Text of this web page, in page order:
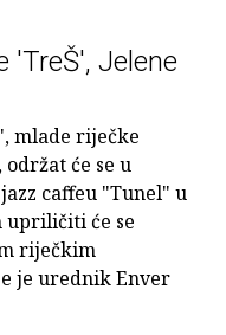
'TreŠ', Jelene
mlade riječke
će se u
caffeu "Tunel" u
upriličiti će se
riječkim
je urednik Enver